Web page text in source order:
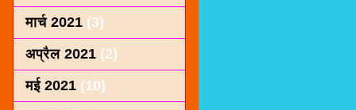
मार्च 2021 (3)
अप्रैल 2021 (2)
मई 2021 (10)